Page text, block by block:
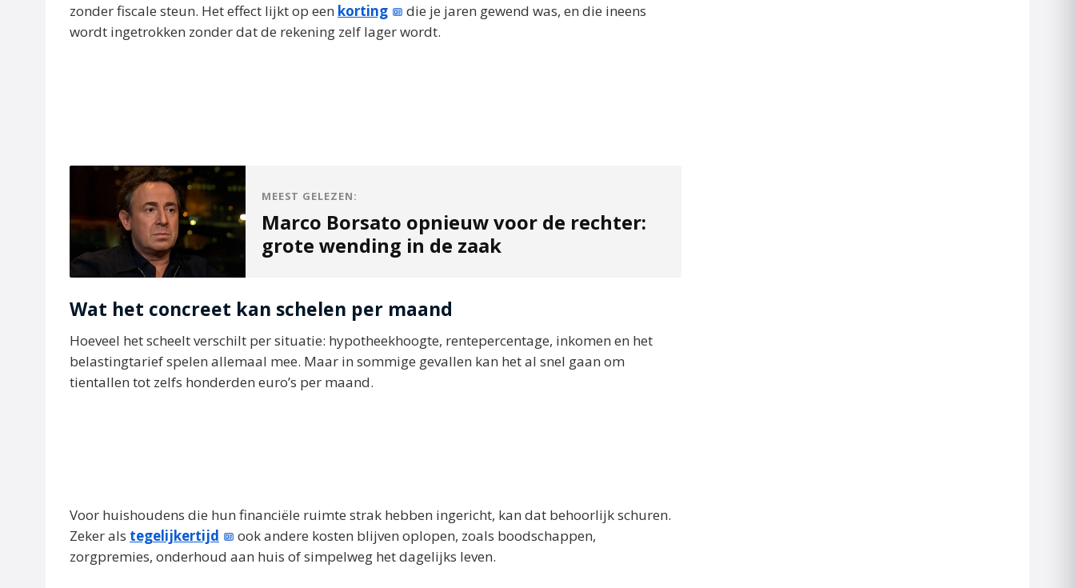
zonder fiscale steun. Het effect lijkt op een korting
die je jaren gewend was, en die ineens
wordt ingetrokken zonder dat de rekening zelf lager wordt.
MEEST GELEZEN:
Marco Borsato opnieuw voor de rechter:
grote wending in de zaak
Wat het concreet kan schelen per maand
Hoeveel het scheelt verschilt per situatie: hypotheekhoogte, rentepercentage, inkomen en het
belastingtarief spelen allemaal mee. Maar in sommige gevallen kan het al snel gaan om
tientallen tot zelfs honderden euro’s per maand.
Voor huishoudens die hun financiële ruimte strak hebben ingericht, kan dat behoorlijk schuren.
Zeker als tegelijkertijd
ook andere kosten blijven oplopen, zoals boodschappen,
zorgpremies, onderhoud aan huis of simpelweg het dagelijks leven.